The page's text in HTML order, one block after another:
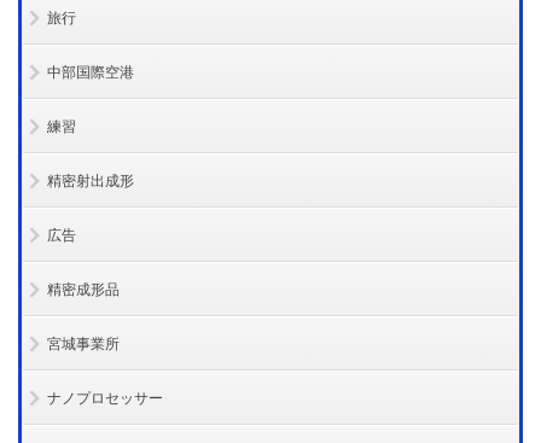
旅行
中部国際空港
練習
精密射出成形
広告
精密成形品
宮城事業所
ナノプロセッサー